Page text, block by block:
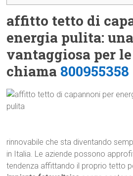
affitto tetto di
energia pulita:
vantaggiosa per
chiama 800955358
rinnovabile che sta diventando
in Italia. Le aziende possono
tendenza affittando il proprio tetto